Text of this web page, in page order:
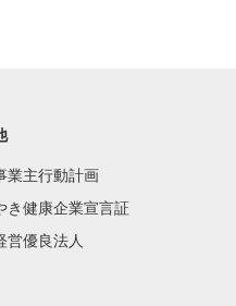
業主行動計画
き健康企業宣言証
営優良法人